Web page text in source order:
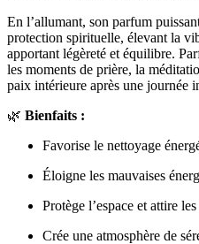
En l’allumant, son parfum
protection spirituelle, élevant la
apportant légèreté et équilibre.
les moments de prière, la
paix intérieure après une journée
🌿 Bienfaits :
Favorise le nettoyage
Éloigne les mauvaises
Protège l’espace et attire
Crée une atmosphère de